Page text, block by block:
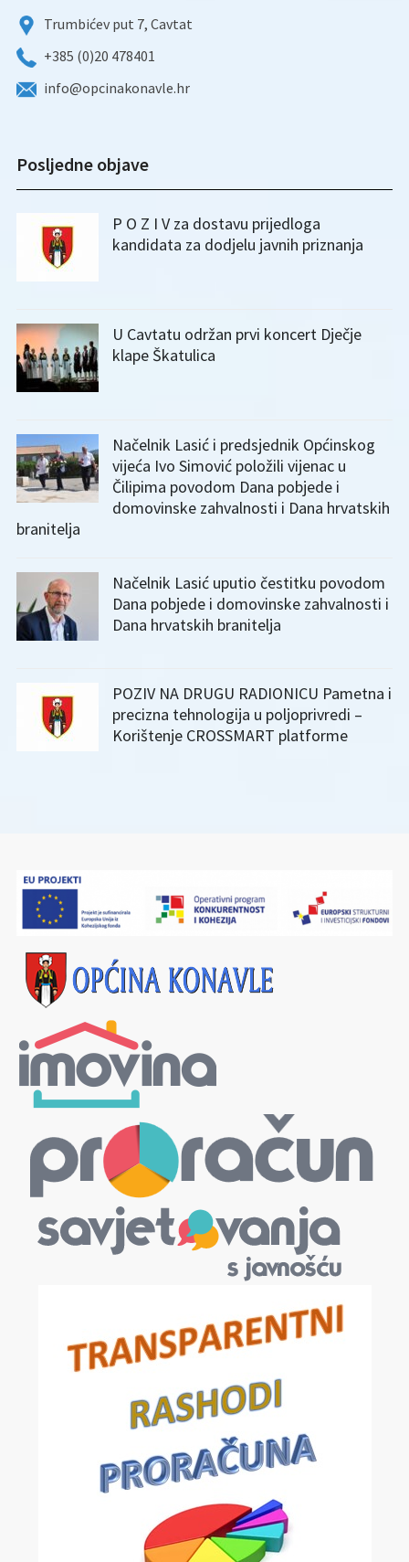
Trumbićev put 7, Cavtat
+385 (0)20 478401
info@opcinakonavle.hr
Posljedne objave
P O Z I V za dostavu prijedloga
kandidata za dodjelu javnih priznanja
U Cavtatu održan prvi koncert Dječje
klape Škatulica
Načelnik Lasić i predsjednik Općinskog
vijeća Ivo Simović položili vijenac u
Čilipima povodom Dana pobjede i
domovinske zahvalnosti i Dana hrvatskih
branitelja
Načelnik Lasić uputio čestitku povodom
Dana pobjede i domovinske zahvalnosti i
Dana hrvatskih branitelja
POZIV NA DRUGU RADIONICU Pametna i
precizna tehnologija u poljoprivredi –
Korištenje CROSSMART platforme